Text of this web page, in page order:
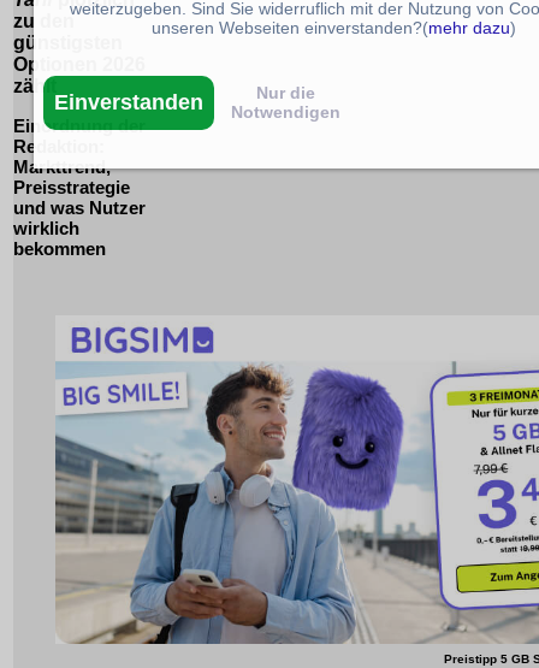
zu den
günstigsten
Optionen 2026
zählt
Preistipp 5 GB
Einordnung der
Redaktion:
Markttrend,
Preisstrategie
und was Nutzer
wirklich
bekommen
weiterzugeben. Sind Sie widerruflich mit der Nutzung von
unseren Webseiten einverstanden?(mehr dazu)
Einverstanden
Nur die
Notwendigen